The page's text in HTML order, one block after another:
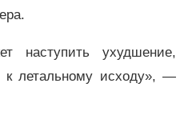
наступить ухудшение,
к летальному исходу», —